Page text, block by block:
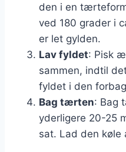
den i en
ved 180 grader i
er let gylden.
Lav fyldet: Pisk
sammen, indtil
fyldet i den
Bag tærten: Bag
yderligere 20-25
sat. Lad den køle